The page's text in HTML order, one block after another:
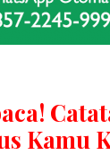
Kamu